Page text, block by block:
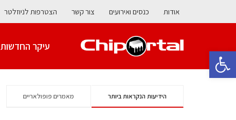
פתח סרגל נגישות
אודות כנסים ואירועים צור קשר הצטרפות לניוזלטר
עיקר החדשות
הידיעות הנקראות ביותר מאמרים פופולאריים